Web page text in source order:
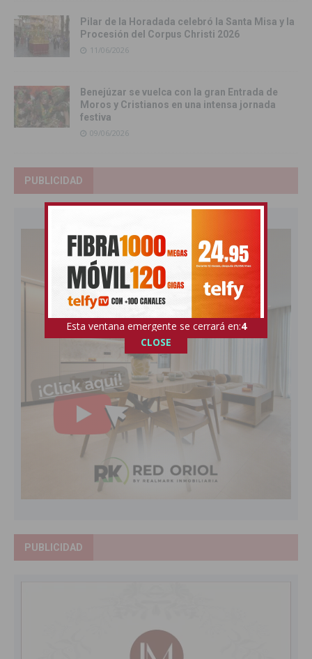
Pilar de la Horadada celebró la Santa Misa y la
Procesión del Corpus Christi 2026
11/06/2026
Benejúzar se vuelca con la gran Entrada de
Moros y Cristianos en una intensa jornada
festiva
09/06/2026
PUBLICIDAD
PUBLICIDAD
Esta ventana emergente se cerrará en:3
CLOSE